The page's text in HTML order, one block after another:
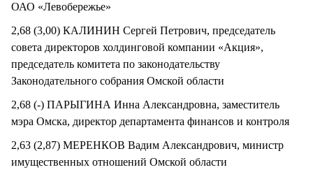
ОАО «Левобережье»
2,68 (3,00) КАЛИНИН Сергей Петрович, председатель
совета директоров холдинговой компании «Акция»,
председатель комитета по законодательству
Законодательного собрания Омской области
2,68 (-) ПАРЫГИНА Инна Александровна, заместитель
мэра Омска, директор департамента финансов и контроля
2,63 (2,87) МЕРЕНКОВ Вадим Александрович, министр
имущественных отношений Омской области